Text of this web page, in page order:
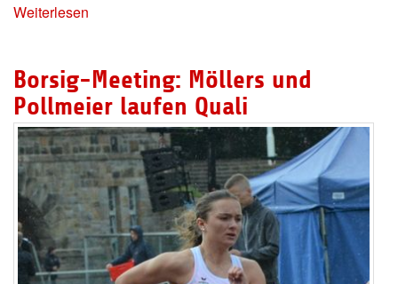
Weiterlesen
Borsig-Meeting: Möllers und
Pollmeier laufen Quali